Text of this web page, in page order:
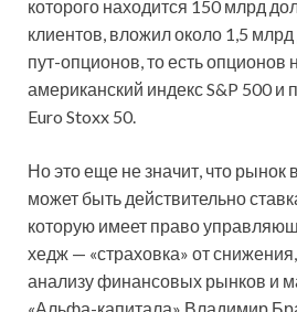
которого находится 150 млрд
клиентов, вложил около 1,5
пут-опционов, то есть опционов
американский индекс S&P 500 и
Euro Stoxx 50.
Но это еще не значит, что рынок
может быть действительно
которую имеет право
хедж — «страховка» от
анализу финансовых рынков и